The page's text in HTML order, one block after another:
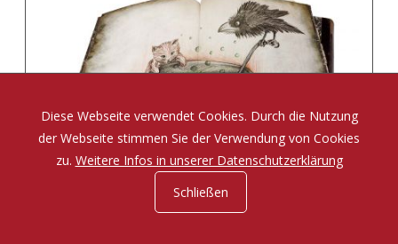
Eine Zauberposse von Michael Ende
Diese Webseite verwendet Cookies. Durch die Nutzung
der Webseite stimmen Sie der Verwendung von Cookies
zu. Weitere Infos in unserer Datenschutzerklärung
Schließen